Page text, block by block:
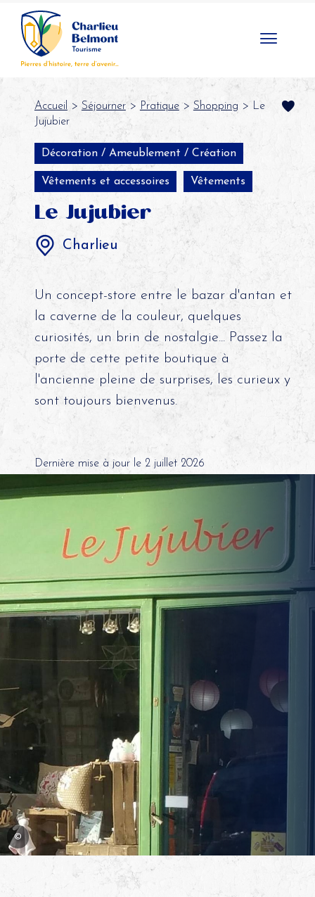
Accueil > Séjourner> Pratique> Shopping > Le
Jujubier
Décoration / Ameublement / Création
Vêtements et accessoires Vêtements
Le Jujubier
Charlieu
Un concept-store entre le bazar d'antan et
la caverne de la couleur, quelques
curiosités, un brin de nostalgie... Passez la
porte de cette petite boutique à
l'ancienne pleine de surprises, les curieux y
sont toujours bienvenus.
Dernière mise à jour le 2 juillet 2026
©
Panneau de gestion des cookies